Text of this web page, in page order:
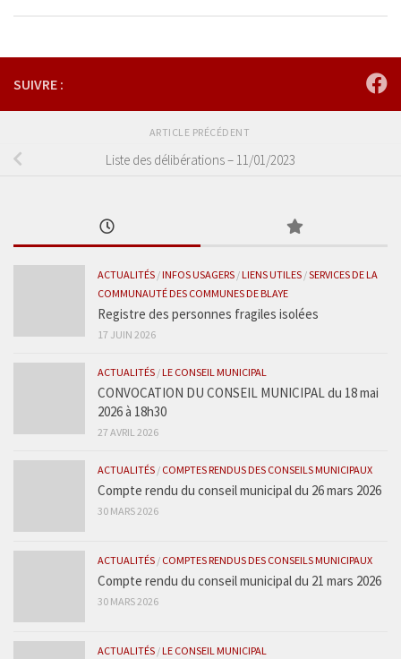
SUIVRE :
ARTICLE PRÉCÉDENT
Liste des délibérations – 11/01/2023
ACTUALITÉS /INFOS USAGERS /LIENS UTILES /SERVICES DE LA
COMMUNAUTÉ DES COMMUNES DE BLAYE
Registre des personnes fragiles isolées
17 JUIN 2026
ACTUALITÉS /LE CONSEIL MUNICIPAL
CONVOCATION DU CONSEIL MUNICIPAL du 18 mai
2026 à 18h30
27 AVRIL 2026
ACTUALITÉS / COMPTES RENDUS DES CONSEILS MUNICIPAUX
Compte rendu du conseil municipal du 26 mars 2026
30 MARS 2026
ACTUALITÉS / COMPTES RENDUS DES CONSEILS MUNICIPAUX
Compte rendu du conseil municipal du 21 mars 2026
30 MARS 2026
ACTUALITÉS /LE CONSEIL MUNICIPAL